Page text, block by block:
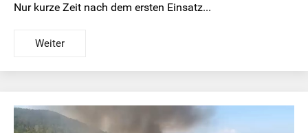
Nur kurze Zeit nach dem ersten Einsatz...
Weiter